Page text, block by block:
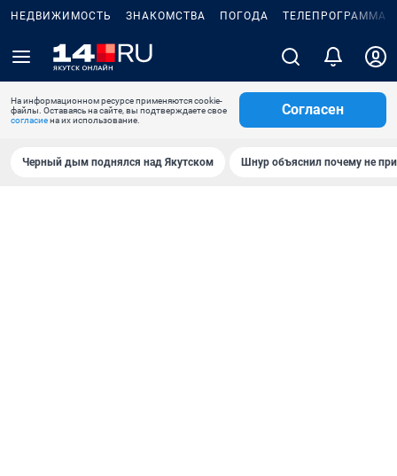
НЕДВИЖИМОСТЬ ЗНАКОМСТВА ПОГОДА ТЕЛЕПРОГРАММА
На информационном ресурсе применяются cookie-
файлы. Оставаясь на сайте, вы подтверждаете свое
согласиена их использование.
Согласен
Черный дым поднялся над Якутском Шнур объяснил почему не